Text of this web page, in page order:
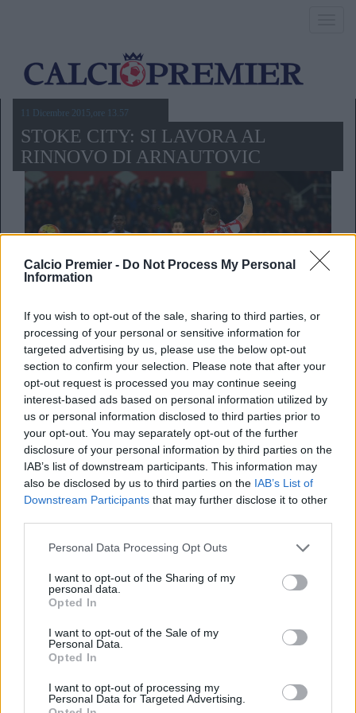
Calcio Premier - Do Not Process My Personal
Information
If you wish to opt-out of the sale, sharing to third parties, or
processing of your personal or sensitive information for
targeted advertising by us, please use the below opt-out
section to confirm your selection. Please note that after your
opt-out request is processed you may continue seeing
interest-based ads based on personal information utilized by
us or personal information disclosed to third parties prior to
your opt-out. You may separately opt-out of the further
disclosure of your personal information by third parties on the
IAB’s list of downstream participants. This information may
also be disclosed by us to third parties on the IAB’s List of
Downstream Participants that may further disclose it to other
Personal Data Processing Opt Outs
I want to opt-out of the Sharing of my
personal data.
Opted In
I want to opt-out of the Sale of my
Personal Data.
Opted In
I want to opt-out of processing my
Personal Data for Targeted Advertising.
11 Dicembre 2015,ore 13.57
STOKE CITY: SI LAVORA AL
RINNOVO DI ARNAUTOVIC
In casaStoke City Marko Arnautovicè uno dei
protagonisti di questa stagione. L’exInterche nello scorso
campionato aveva messo a segno soltanto una rete, in
queste prime quindici giornate ha già totalizzato 5
marcature. La società ha capito il potenziale e il valore del
giocatore ventiseienne austriaco. Secondo ilDaily Mirror
le parti starebbero già discutendo per intavolare una
trattativa per il rinnovo.
REDAZIONE
Ufficiale: l'Hull City prende Tzolakis. La cifra record ed i
dettagli
Tottenham scatenato per Gakpo: contatto con gli agenti,